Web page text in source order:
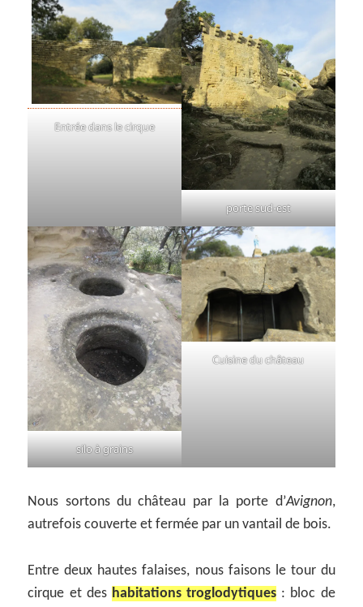
Entrée dans le cirque
porte sud-est
silo à grains
Cuisine du château
Nous sortons du château par la porte d’Avignon,
autrefois couverte et fermée par un vantail de bois.
Entre deux hautes falaises, nous faisons le tour du
cirque et des habitations troglodytiques : bloc de